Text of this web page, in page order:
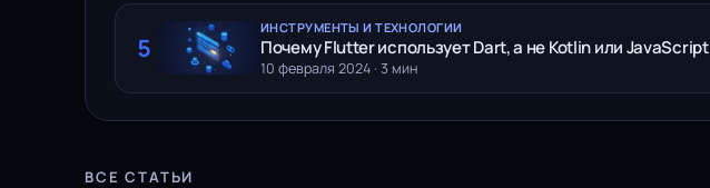
5
ИНСТРУМЕНТЫ И ТЕХНОЛОГИИ
Почему Flutter использует Dart, а не Kotlin или JavaScript
10 февраля 2024 · 3 мин
ВСЕ СТАТЬИ